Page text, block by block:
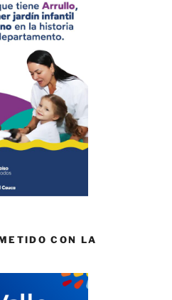
CON LA